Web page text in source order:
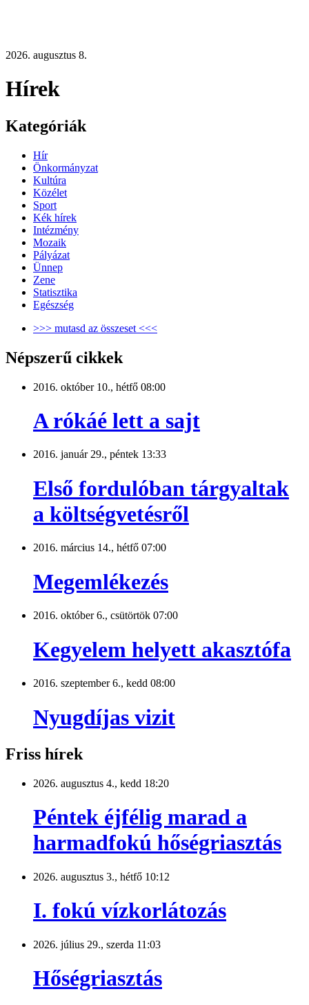
2026. augusztus 8.
Hírek
Kategóriák
Hír
Önkormányzat
Kultúra
Közélet
Sport
Kék hírek
Intézmény
Mozaik
Pályázat
Ünnep
Zene
Statisztika
Egészség
>>> mutasd az összeset <<<
Népszerű cikkek
2016. október 10., hétfő 08:00
A rókáé lett a sajt
2016. január 29., péntek 13:33
Első fordulóban tárgyaltak
a költségvetésről
2016. március 14., hétfő 07:00
Megemlékezés
2016. október 6., csütörtök 07:00
Kegyelem helyett akasztófa
2016. szeptember 6., kedd 08:00
Nyugdíjas vizit
Friss hírek
2026. augusztus 4., kedd 18:20
Péntek éjfélig marad a
harmadfokú hőségriasztás
2026. augusztus 3., hétfő 10:12
I. fokú vízkorlátozás
2026. július 29., szerda 11:03
Hőségriasztás